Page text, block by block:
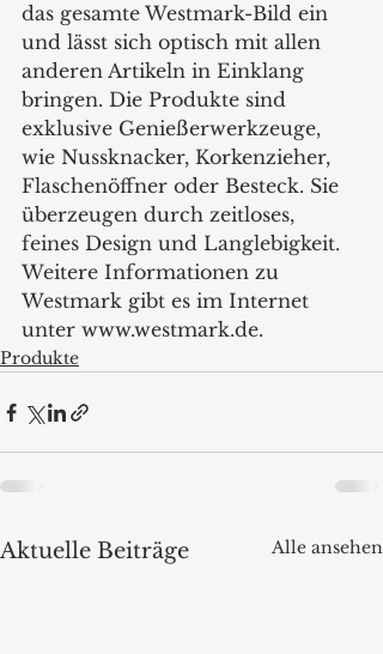
das gesamte Westmark-Bild ein
und lässt sich optisch mit allen
anderen Artikeln in Einklang
bringen. Die Produkte sind
exklusive Genießerwerkzeuge,
wie Nussknacker, Korkenzieher,
Flaschenöffner oder Besteck. Sie
überzeugen durch zeitloses,
feines Design und Langlebigkeit.
Weitere Informationen zu
Westmark gibt es im Internet
unter www.westmark.de.
Produkte
Aktuelle Beiträge Alle ansehen